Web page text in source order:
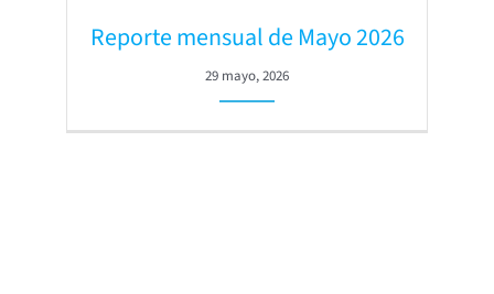
Reporte mensual de Mayo 2026
29 mayo, 2026